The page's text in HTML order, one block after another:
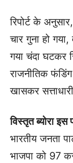
रिपोर्ट के
चार गुना हो
गया चंदा घटकर
राजनीतिक
खासकर
विस्तृत ब्योरा इस
भारतीय जनता
भाजपा को 97